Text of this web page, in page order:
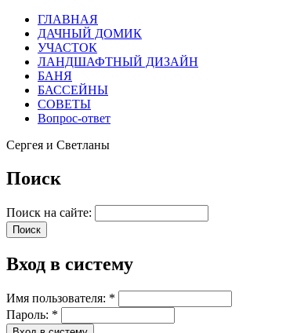
ГЛАВНАЯ
ДАЧНЫЙ ДОМИК
УЧАСТОК
ЛАНДШАФТНЫЙ ДИЗАЙН
БАНЯ
БАССЕЙНЫ
СОВЕТЫ
Вопрос-ответ
Сергея и Светланы
Поиск
Поиск на сайте:
Вход в систему
Имя пользователя: *
Пароль: *